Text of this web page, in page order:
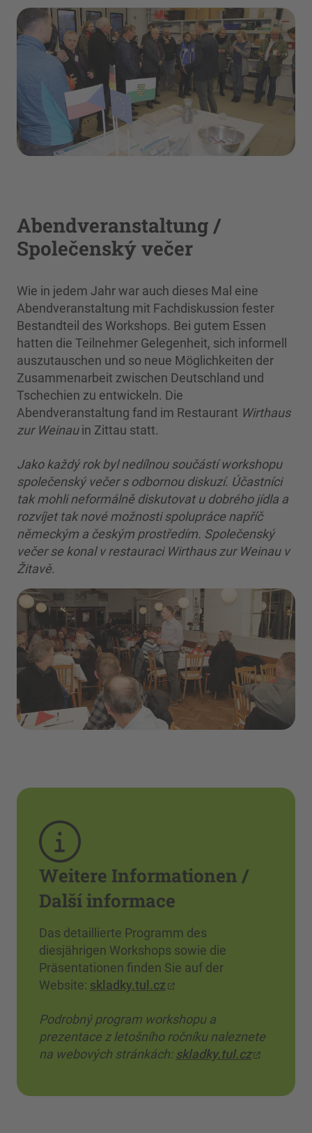
Abendveranstaltung /
Společenský večer
Wie in jedem Jahr war auch dieses Mal eine
Abendveranstaltung mit Fachdiskussion fester
Bestandteil des Workshops. Bei gutem Essen
hatten die Teilnehmer Gelegenheit, sich informell
auszutauschen und so neue Möglichkeiten der
Zusammenarbeit zwischen Deutschland und
Tschechien zu entwickeln. Die
Abendveranstaltung fand im Restaurant Wirthaus
zur Weinauin Zittau statt.
Jako každý rok byl nedílnou součástí workshopu
společenský večer s odbornou diskuzí. Účastníci
tak mohli neformálně diskutovat u dobrého jídla a
rozvíjet tak nové možnosti spolupráce napříč
německým a českým prostředím. Společenský
večer se konal v restauraci Wirthaus zur Weinau v
Žitavě.
Weitere Informationen /
Další informace
Das detaillierte Programm des
diesjährigen Workshops sowie die
Präsentationen finden Sie auf der
Website: skladky.tul.cz
Podrobný program workshopu a
prezentace z letošního ročníku naleznete
na webových stránkách:skladky.tul.cz